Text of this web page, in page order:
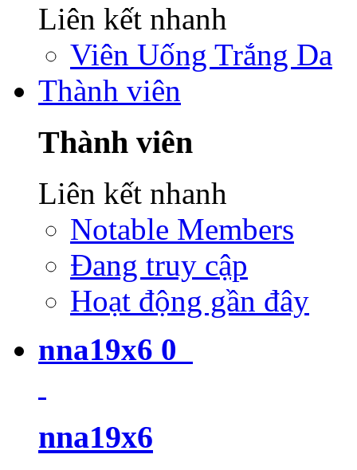
Liên kết nhanh
Viên Uống Trắng Da
Thành viên
Thành viên
Liên kết nhanh
Notable Members
Đang truy cập
Hoạt động gần đây
nna19x6 0
nna19x6